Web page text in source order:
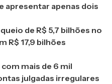
apresentar apenas dois
de R$ 5,7 bilhões no
R$ 17,9 bilhões
com mais de 6 mil
julgadas irregulares